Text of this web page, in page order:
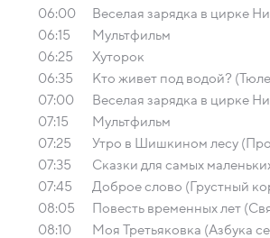
06:00
Веселая зарядка в цирке
06:15
Мультфильм
06:25
Хуторок
06:35
Кто живет под водой?
07:00
Веселая зарядка в цирке
07:15
Мультфильм
07:25
Утро в Шишкином лесу
07:35
Сказки для самых
07:45
Доброе слово (Грустный
08:05
Повесть временных лет
08:10
Моя Третьяковка (Азбука